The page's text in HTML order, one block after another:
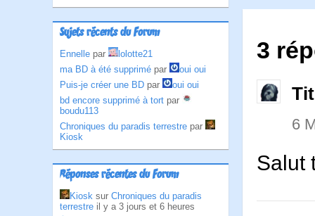
Sujets récents du Forum
Ennelle par
lolotte21
ma BD à été supprimé par
oui oui
Puis-je créer une BD par
oui oui
bd encore supprimé à tort par
boudu113
Chroniques du paradis terrestre par
Kiosk
Réponses récentes du Forum
Kiosk sur Chroniques du paradis
terrestre il y a 3 jours et 6 heures
3
6
Salut